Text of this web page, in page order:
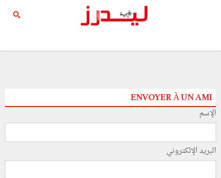
ENVOYER À UN AMI
الإسم
البريد الإلكتروني